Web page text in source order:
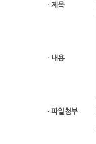
· 제목
· 내용
· 파일첨부